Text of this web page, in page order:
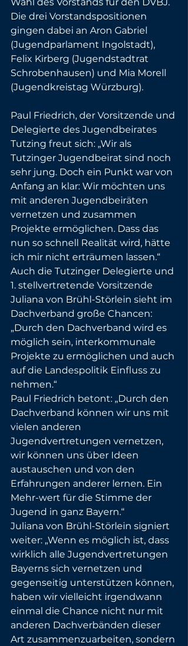
Wahl des Vorstands für den DVBJ.
Die drei Vorstandspositionen
gingen dabei an Aron Gabriel
(Jugendparlament Ingolstadt),
Felix Kirberg (Jugendstadtrat
Schrobenhausen) und Mia Morell
(Jugendkreistag Würzburg).
Paul Friedrich, der Vorsitzende und
Delegierte des Jugendbeirates
Tutzing freut sich: „Wir als
Tutzinger Jugendbeirat sind noch
sehr jung. Doch ein Punkt war von
Anfang an klar: Wir möchten uns
mit anderen Jugendbeiräten
vernetzen und zusammen
Projekte ermöglichen. Dass das
nun so schnell Realität wird, hätte
ich mir nicht erträumen lassen.“
Auch die Tutzinger Delegierte und
1. stellvertretende Vorsitzende
Juliana von Brühl-Störlein sieht im
Dachverband große Chancen:
„Durch den Dachverband wird es
möglich sein, interkommunale
Projekte zu ermöglichen und auch
auf die Landespolitik Einfluss zu
nehmen.“
Paul Friedrich betont: „Durch den
Dachverband können wir uns mit
vielen anderen
Jugendvertretungen vernetzen,
wir können uns über Ideen
austauschen und von den
Erfahrungen anderer lernen. Ein
Mehr-wert für die Stimme der
Jugend in ganz Bayern.“
Juliana von Brühl-Störlein signiert
weiter: „Wenn es möglich ist, dass
wirklich alle Jugendvertretungen
Bayerns sich vernetzen und
gegenseitig unterstützen können,
haben wir vielleicht irgendwann
einmal die Chance nicht nur mit
anderen Dachverbänden dieser
Art zusammenzuarbeiten, sondern